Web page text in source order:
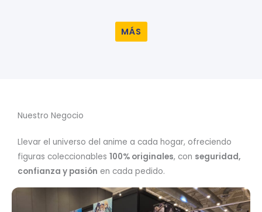
MÁS
Nuestro Negocio
Llevar el universo del anime a cada hogar, ofreciendo
figuras coleccionables 100% originales, con seguridad,
confianza y pasión en cada pedido.